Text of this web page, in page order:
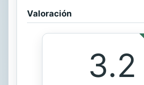
Valoración
3.2